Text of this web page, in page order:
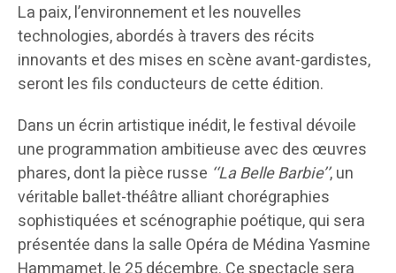
La paix, l’environnement et les nouvelles
technologies, abordés à travers des récits
innovants et des mises en scène avant-gardistes,
seront les fils conducteurs de cette édition.
Dans un écrin artistique inédit, le festival dévoile
une programmation ambitieuse avec des œuvres
phares, dont la pièce russe ‘‘La Belle Barbie’’, un
véritable ballet-théâtre alliant chorégraphies
sophistiquées et scénographie poétique, qui sera
présentée dans la salle Opéra de Médina Yasmine